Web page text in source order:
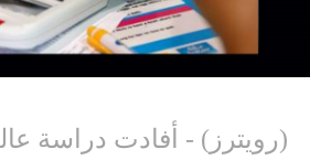
(رويترز) - أفادت دراسة